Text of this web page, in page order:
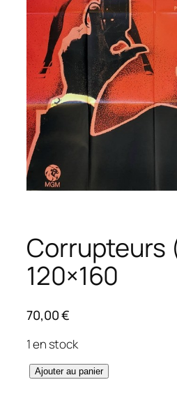
Corrupteurs
120×160
70,00€
1 en stock
q Ajouter au panier